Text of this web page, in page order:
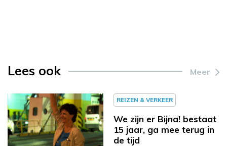
Lees ook Meer
REIZEN & VERKEER
We zijn er Bijna! bestaat
15 jaar, ga mee terug in
de tijd